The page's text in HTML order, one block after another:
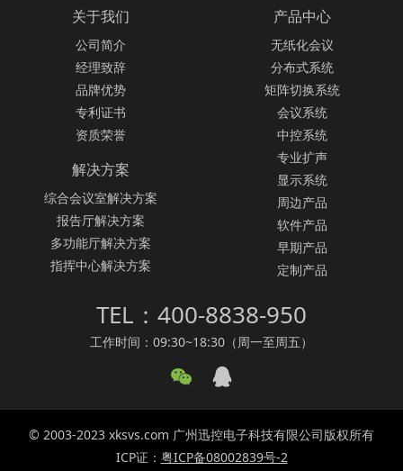
关于我们
公司简介
经理致辞
品牌优势
专利证书
资质荣誉
产品中心
无纸化会议
分布式系统
矩阵切换系统
会议系统
中控系统
专业扩声
显示系统
周边产品
软件产品
早期产品
定制产品
解决方案
综合会议室解决方案
报告厅解决方案
多功能厅解决方案
指挥中心解决方案
TEL：400-8838-950
工作时间：09:30~18:30（周一至周五）
© 2003-2023 xksvs.com 广州迅控电子科技有限公司版权所有
ICP证： 粤ICP备08002839号-2